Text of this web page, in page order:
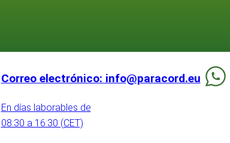
Correo electrónico: info@paracord.eu
En días laborables de
08:30 a 16:30 (CET)